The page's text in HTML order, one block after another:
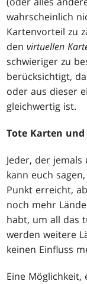
wahrscheinlich
Kartenvorteil zu
denvirtuellen
schwieriger zu
berücksichtigt,
oder aus dieser
gleichwertig ist.
Tote Karten
Jeder, der
kann euch
Punkt erreicht,
noch mehr
habt, um all das
werden weitere
keinen Einfluss
Eine